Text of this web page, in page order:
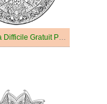
Mandala Difficile Gratuit Pour les Adultes